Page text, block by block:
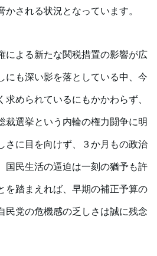
される状況となっています。
よる新たな関税措置の影響が広
にも深い影を落としている中、今
求められているにもかかわらず、
裁選挙という内輪の権力闘争に明
さに目を向けず、３か月もの政治
国民生活の逼迫は一刻の猶予も許
を踏まえれば、早期の補正予算の
民党の危機感の乏しさは誠に残念